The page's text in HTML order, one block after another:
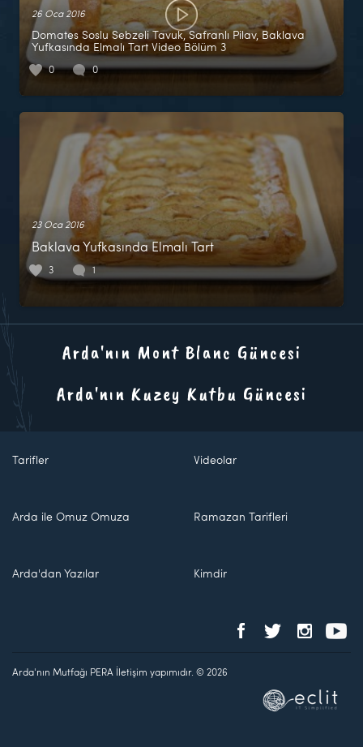
26 Oca 2016
Domates Soslu Sebzeli Tavuk, Safranlı Pilav, Baklava
Yufkasında Elmalı Tart Video Bölüm 3
0 0
23 Oca 2016
Baklava Yufkasında Elmalı Tart
3 1
Arda'nın Mont Blanc Güncesi
Arda'nın Kuzey Kutbu Güncesi
Tarifler Videolar
Arda ile Omuz Omuza Ramazan Tarifleri
Arda'dan Yazılar Kimdir
Arda'nın Mutfağı PERA İletişim yapımıdır. © 2026